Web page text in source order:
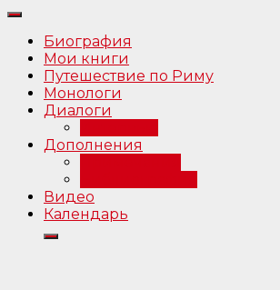
Биография
Мои книги
Путешествие по Риму
Монологи
Диалоги
Дополнения
Видео
Календарь